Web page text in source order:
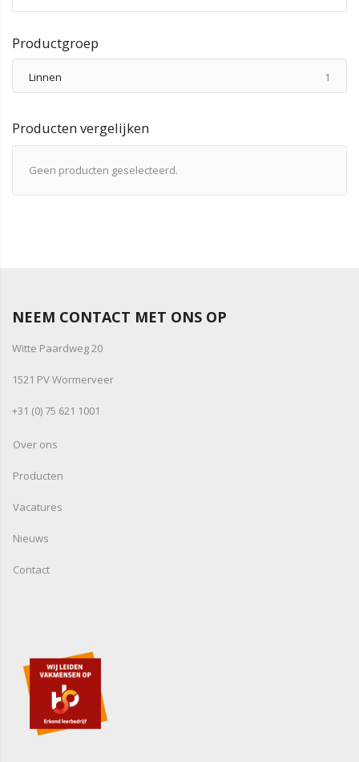
Productgroep
Linnen 1
Producten vergelijken
Geen producten geselecteerd.
NEEM CONTACT MET ONS OP
Witte Paardweg 20
1521 PV Wormerveer
+31 (0) 75 621 1001
Over ons
Producten
Vacatures
Nieuws
Contact